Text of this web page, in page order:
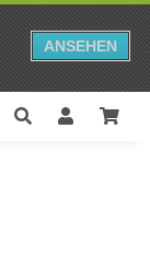
ANSEHEN